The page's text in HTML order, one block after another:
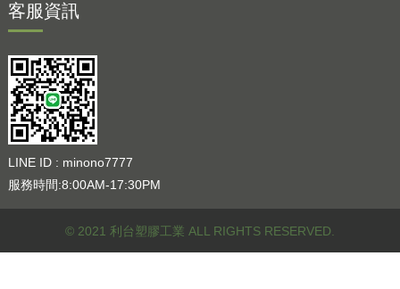
客服資訊
LINE ID : minono7777
服務時間:8:00AM-17:30PM
© 2021 利台塑膠工業 ALL RIGHTS RESERVED.